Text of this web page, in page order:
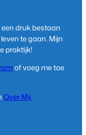
druk bestaan
te gaan. Mijn
praktijk!
of voeg me toe
Over Mij.